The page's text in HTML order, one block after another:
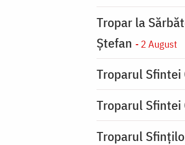
Tropar la
Ştefan - 2 August
Troparul Sfintei
Troparul Sfintei
Troparul